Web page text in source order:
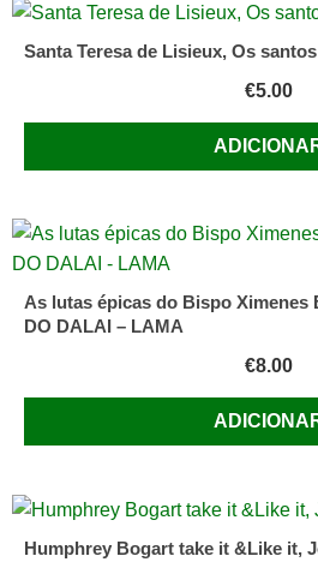
Santa Teresa de Lisieux, Os
€5.00
As lutas épicas do Bispo Ximenes
DO DALAI – LAMA
€8.00
Humphrey Bogart take it &Like it,